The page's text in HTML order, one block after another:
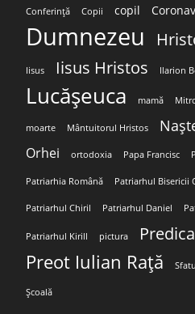
Conferință Copii copil
Dumnezeu
Iisus Iisus Hristos Ilarion
Lucășeuca mamă
moarte Mântuitorul Hristos
Orhei ortodoxia Papa Francisc
Patriarhia Română Patriarhul Bisericii
Patriarhul Chiril Patriarhul Daniel
Patriarhul Kirill pictura Predica
Preot Iulian Rață
Școală